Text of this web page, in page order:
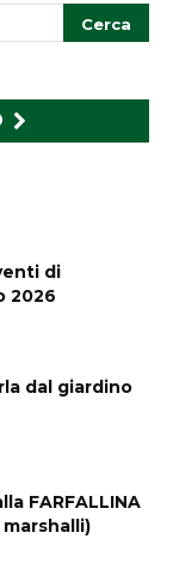
di
2026
dal giardino
FARFALLINA